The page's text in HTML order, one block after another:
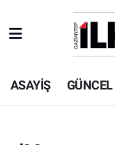
ASAYİŞ GÜNCEL
EKONOMİ
SİYASET
Beyoğlu
Beyoğlu
Süper Lig